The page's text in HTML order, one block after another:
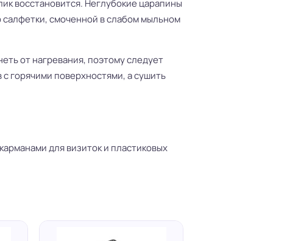
восстановится. Неглубокие царапины
смоченной в слабом мыльном
от нагревания, поэтому следует
горячими поверхностями, а сушить
для визиток и пластиковых